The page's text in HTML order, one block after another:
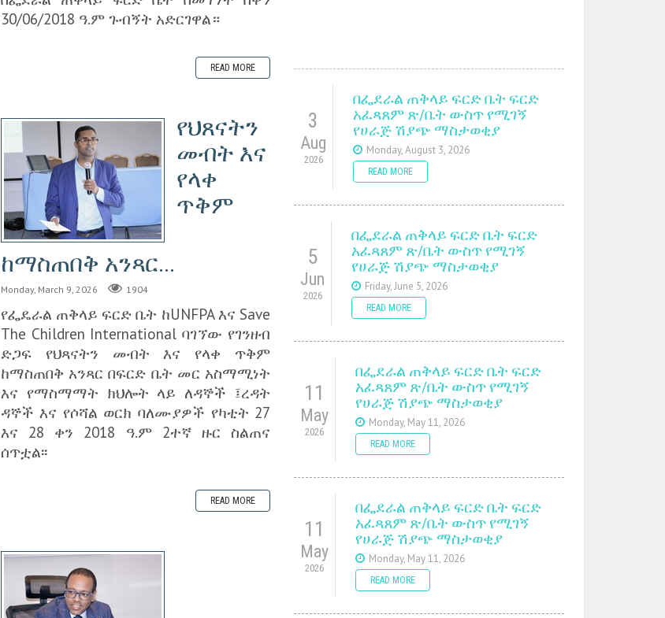
30/06/2018 ዓ.ም ጉብኝት አድርገዋል።
READ MORE
የህጸናትን
መብት እና
የላቀ
ጥቅም
ከማስጠበቅ አንጻር...
Monday, March 9, 2026 1904
የፌዴራል ጠቅላይ ፍርድ ቤት ከUNFPA እና Save
The Children International ባገኘው የገንዘብ
ድጋፍ የህጻናትን መብት እና የላቀ ጥቅም
ከማስጠበቅ አንጻር በፍርድ ቤት መር አስማሚነት
እና የማስማማት ክህሎት ላይ ለዳኞች ፤ረዳት
ዳኞች እና የሶሻል ወርክ ባለሙያዎች የካቲት 27
እና 28 ቀን 2018 ዓ.ም 2ተኛ ዙር ስልጠና
ሰጥቷል፡፡
READ MORE
3
Aug
2026
በፌደራል ጠቅላይ ፍርድ ቤት ፍርድ
አፈጻጸም ጽ/ቤት ውስጥ የሚገኝ
የሀራጅ ሽያጭ ማስታወቂያ
Monday, August 3, 2026
READ MORE
5
Jun
2026
በፌደራል ጠቅላይ ፍርድ ቤት ፍርድ
አፈጻጸም ጽ/ቤት ውስጥ የሚገኝ
የሀራጅ ሽያጭ ማስታወቂያ
Friday, June 5, 2026
READ MORE
11
May
2026
በፌደራል ጠቅላይ ፍርድ ቤት ፍርድ
አፈጻጸም ጽ/ቤት ውስጥ የሚገኝ
የሀራጅ ሽያጭ ማስታወቂያ
Monday, May 11, 2026
READ MORE
11
May
2026
በፌደራል ጠቅላይ ፍርድ ቤት ፍርድ
አፈጻጸም ጽ/ቤት ውስጥ የሚገኝ
የሀራጅ ሽያጭ ማስታወቂያ
Monday, May 11, 2026
READ MORE